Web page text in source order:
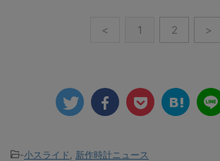
< 1 2 >
-小スライド
新作時計ニュース